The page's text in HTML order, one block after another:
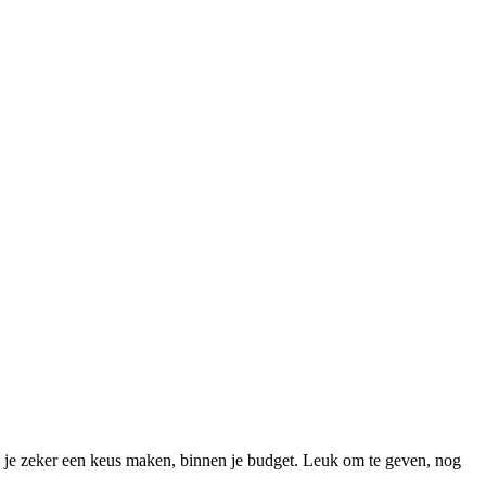
zeker een keus maken, binnen je budget. Leuk om te geven, nog